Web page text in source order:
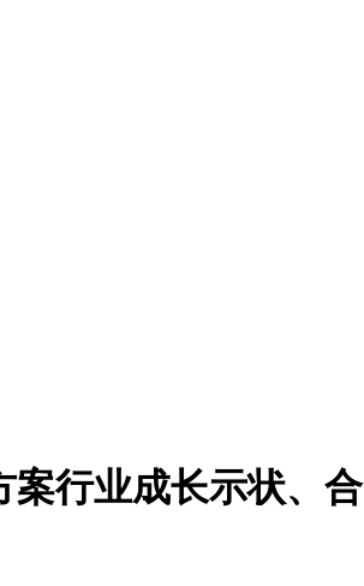
案行业成长示状、合